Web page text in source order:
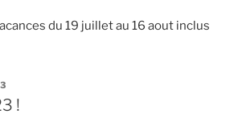
du 19 juillet au 16 aout inclus
!